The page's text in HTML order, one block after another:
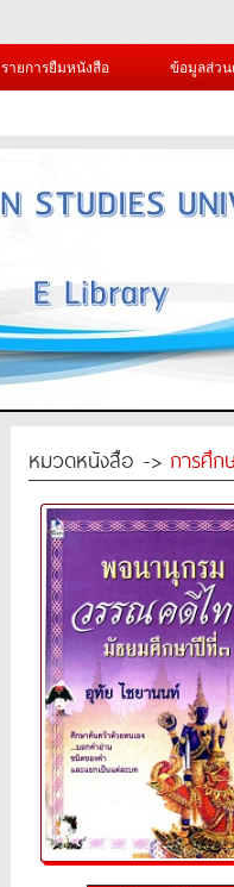
รายการยืมหนังสือ ข้อมูลส่ว
หมวดหนังสือ -> การศึก